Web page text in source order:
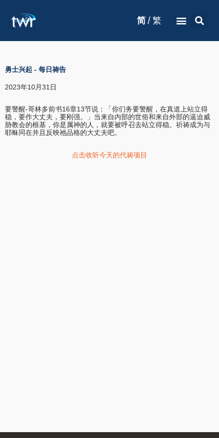
简 / 繁
勇士兴起 - 每日祷告
2023年10月31日
要警醒-哥林多前书16章13节说：「你们务要警醒，在真道上站立得
稳，要作大丈夫，要刚强。」当来自内部的世俗和来自外部的逼迫威
胁教会的根基，你是属神的人，就要被呼召去站立得稳。祈祷成为与
耶稣同在并且反映祂品格的大丈夫吧。
点击收听今天的代祷项目